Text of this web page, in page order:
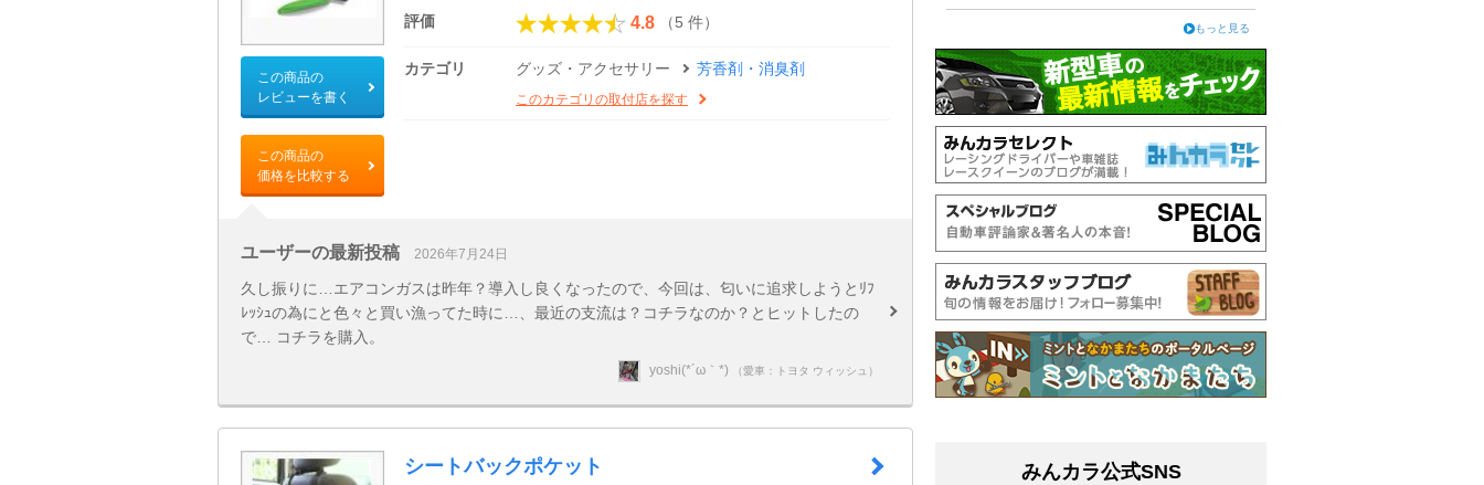
この商品の
レビューを書く
この商品の
価格を比較する
評価 4.8 （5 件）
カテゴリ グッズ・アクセサリー 芳香剤・消臭剤
このカテゴリの取付店を探す
ユーザーの最新投稿 2026年7月24日
久し振りに…エアコンガスは昨年？導入し良くなったので、今回は、匂いに追求しようとﾘﾌ
ﾚｯｼｭの為にと色々と買い漁ってた時に…、最近の支流は？コチラなのか？とヒットしたの
で… コチラを購入。
yoshi(*´ω｀*) （愛車：トヨタ ウィッシュ）
シートバックポケット
もっと見る
みんカラ公式SNS